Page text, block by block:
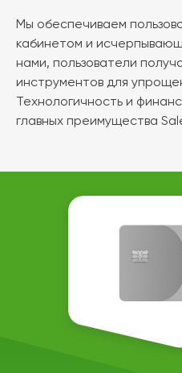
Мы обеспечиваем
кабинетом и
нами, пользователи
инструментов для
Технологичность и
главных преимущества